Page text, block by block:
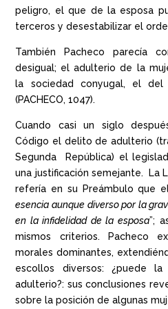
peligro, el que de la esposa
terceros y desestabilizar el
También Pacheco parecía
desigual; el adulterio de la
la sociedad conyugal, el
(PACHECO, 1047).
Cuando casi un siglo
Código el delito de adulterio
Segunda República) el
una justificación semejante. La
refería en su Preámbulo que
esencia aunque diverso por la
en la infidelidad de la esposa”;
mismos criterios. Pacheco
morales dominantes,
escollos diversos: ¿puede la
adulterio?: sus conclusiones
sobre la posición de algunas